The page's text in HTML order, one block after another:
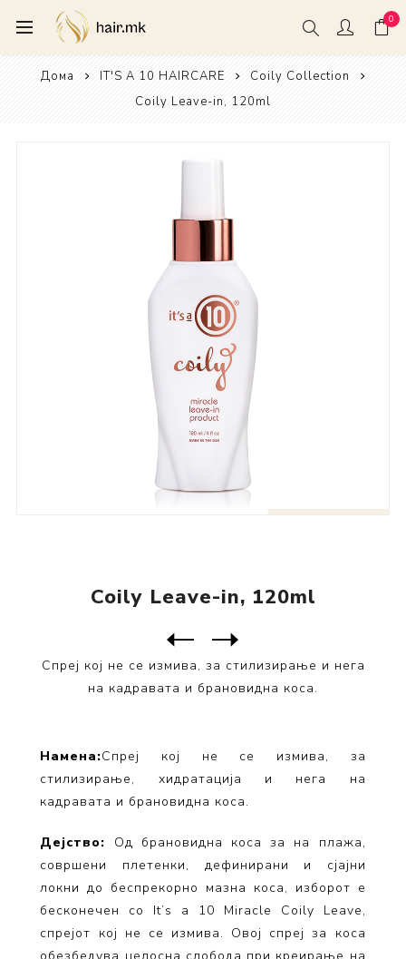
0
Дома IT'S A 10 HAIRCARE
Coily Collection
Coily Leave-in, 120ml
Coily Leave-in, 120ml
Спреј кој не се измива, за стилизирање и нега
на кадравата и брановидна коса.
Намена:Спреј кој не се измива, за
стилизирање, хидратација и нега на
кадравата и брановидна коса.
Дејство: Од брановидна коса за на плажа,
совршени плетенки, дефинирани и сјајни
локни до беспрекорно мазна коса, изборот е
бесконечен со It’s a 10 Miracle Coily Leave,
спрејот кој не се измива. Овој спреј за коса